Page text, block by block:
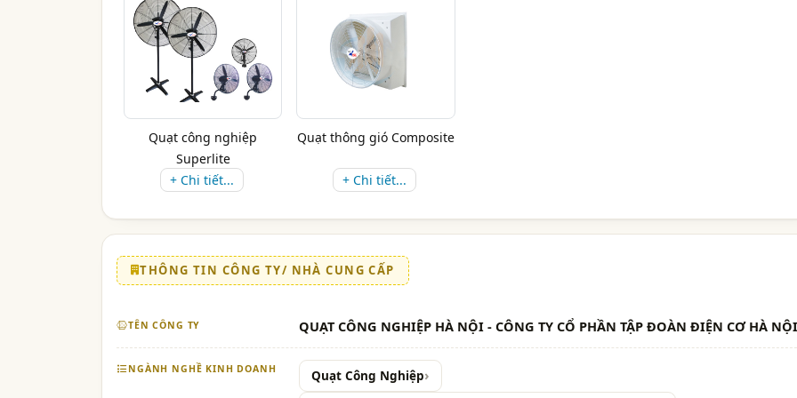
Quạt công nghiệp
Superlite
+ Chi tiết...
Quạt thông gió Composite
+ Chi tiết...
THÔNG TIN CÔNG TY/ NHÀ CUNG CẤP
TÊN CÔNG TY QUẠT CÔNG NGHIỆP HÀ NỘI - CÔNG TY CỔ PHẦN TẬP ĐOÀN ĐIỆN CƠ HÀ NỘI
NGÀNH NGHỀ KINH DOANH Quạt Công Nghiệp